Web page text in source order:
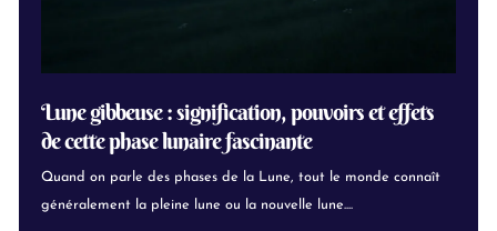
Lune gibbeuse : signification, pouvoirs et effets
de cette phase lunaire fascinante
Quand on parle des phases de la Lune, tout le monde connaît
généralement la pleine lune ou la nouvelle lune....